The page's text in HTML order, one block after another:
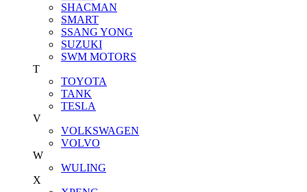
SHACMAN
SMART
SSANG YONG
SUZUKI
SWM MOTORS
T
TOYOTA
TANK
TESLA
V
VOLKSWAGEN
VOLVO
W
WULING
X